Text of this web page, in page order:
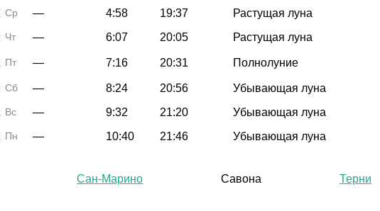
Ср — 4:58 19:37 Растущая луна
Чт — 6:07 20:05 Растущая луна
Пт — 7:16 20:31 Полнолуние
Сб — 8:24 20:56 Убывающая луна
Вс — 9:32 21:20 Убывающая луна
Пн — 10:40 21:46 Убывающая луна
Сан-Марино Савона Терни